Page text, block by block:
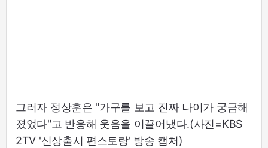
그러자 정상훈은 "가구를 보고 진짜 나이가 궁금해
졌었다"고 반응해 웃음을 이끌어냈다.(사진=KBS
2TV '신상출시 편스토랑' 방송 캡처)